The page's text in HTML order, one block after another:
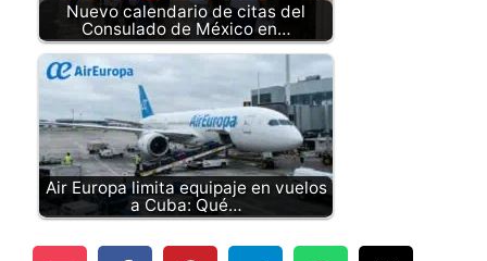
Nuevo calendario de citas del
Consulado de México en…
Air Europa limita equipaje en vuelos
a Cuba: Qué…